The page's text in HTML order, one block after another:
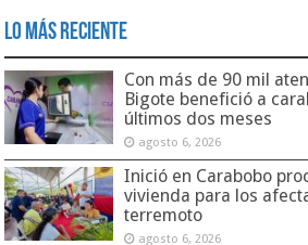
Lo Más Reciente
Con más de 90 mil
Bigote benefició a
últimos dos meses
agosto 6, 2026
Inició en Carabobo
vivienda para los
terremoto
agosto 6, 2026